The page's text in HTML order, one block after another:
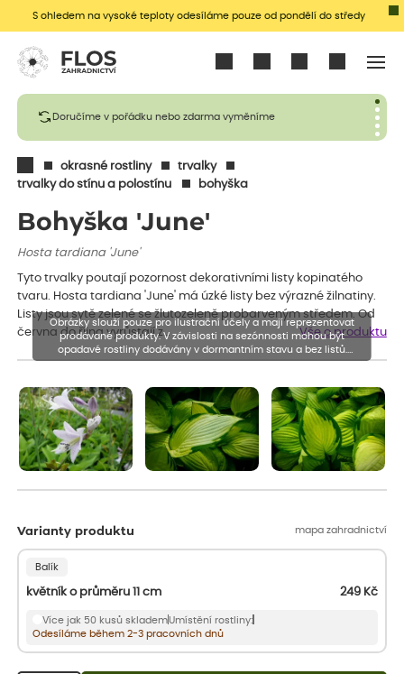
S ohledem na vysoké teploty odesíláme pouze od pondělí do středy
Doručíme v pořádku nebo zdarma vyměníme
okrasné rostliny
trvalky
trvalky do stínu a polostínu
bohyška
Bohyška 'June'
Hosta tardiana 'June'
Tyto trvalky poutají pozornost dekorativními listy kopinatého
tvaru. Hosta tardiana 'June' má úzké listy bez výrazné žilnatiny.
Listy jsou sytě zelené se žlutozeleně probarveným středem. Od
června do října vyrůstají z…
Vše o produktu
Varianty produktu mapa zahradnictví
Balík
květník o průměru 11 cm 249 Kč
Více jak 50 kusů sklademUmístění rostliny:
Odesíláme během 2-3 pracovních dnů
Obrázky slouží pouze pro ilustrační účely a mají reprezentovat
prodávané produkty. V závislosti na sezónnosti mohou být
opadavé rostliny dodávány v dormantním stavu a bez listů.
Rostliny mohou být také sestřiženy níže, než je uvedená výška,